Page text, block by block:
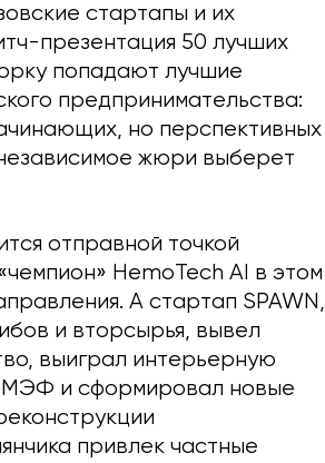
стартапы и их
презентация 50 лучших
попадают лучшие
предпринимательства:
но перспективных
жюри выберет
отправной точкой
HemoTech AI в этом
А стартап SPAWN,
и вторсырья, вывел
выиграл интерьерную
и сформировал новые
привлек частные